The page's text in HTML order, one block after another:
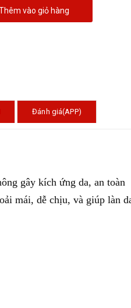
vào giỏ hàng
Đánh giá(APP)
gây kích ứng da, an toàn
mái, dễ chịu, và giúp làn